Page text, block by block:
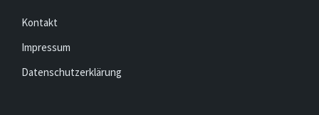
Kontakt
Impressum
Datenschutzerklärung